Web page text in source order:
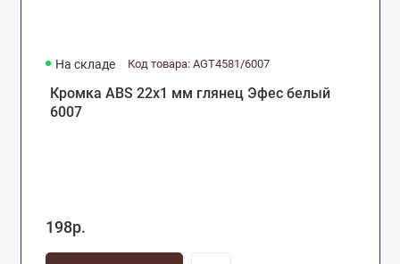
На складе Код товара: AGT4581/6007
Кромка ABS 22х1 мм глянец Эфес белый
6007
198р.